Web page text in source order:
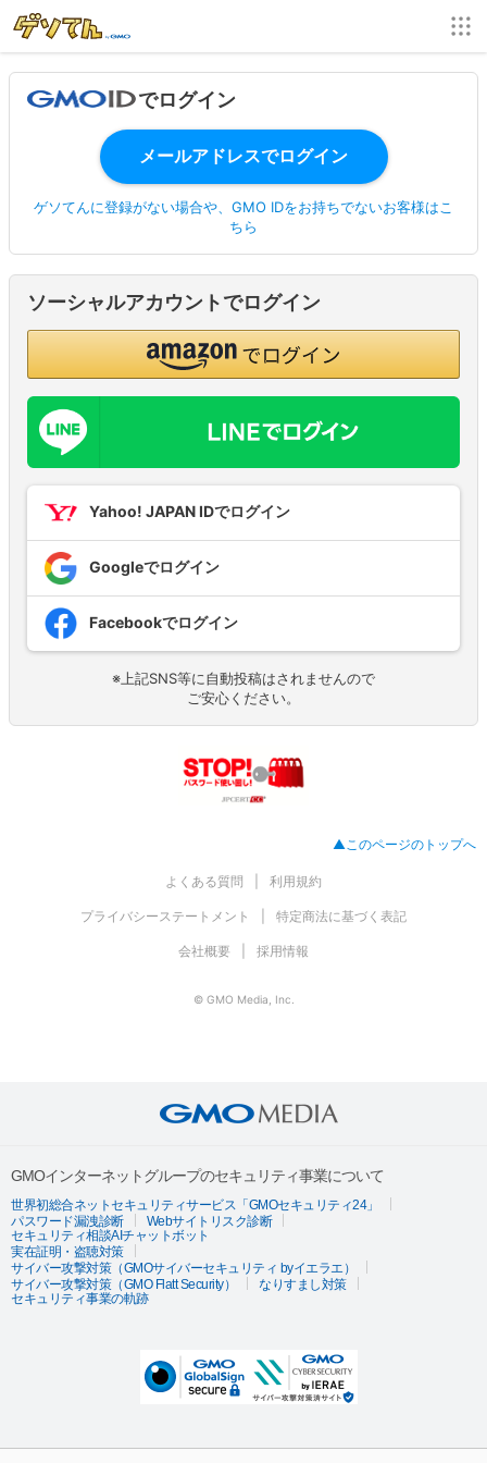
でログイン
ゲソてんに登録がない場合や、GMO IDをお持ちでないお客様はこ
ちら
ソーシャルアカウントでログイン
Yahoo! JAPAN IDでログイン
Googleでログイン
Facebookでログイン
※上記SNS等に自動投稿はされませんので
ご安心ください。
▲このページのトップへ
よくある質問 利用規約
プライバシーステートメント 特定商法に基づく表記
会社概要 採用情報
© GMO Media, Inc.
GMOインターネットグループのセキュリティ事業について
世界初総合ネットセキュリティサービス「GMOセキュリティ24」
パスワード漏洩診断
Webサイトリスク診断
セキュリティ相談AIチャットボット
実在証明・盗聴対策
サイバー攻撃対策（GMOサイバーセキュリティ byイエラエ）
サイバー攻撃対策（GMO Flatt Security）
なりすまし対策
セキュリティ事業の軌跡